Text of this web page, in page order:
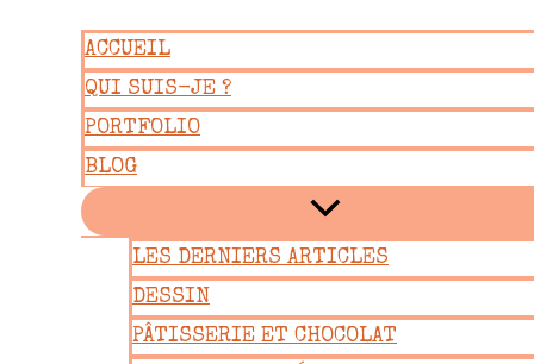
contenu
ACCUEIL
QUI SUIS-JE ?
PORTFOLIO
BLOG
LES DERNIERS ARTICLES
DESSIN
PÂTISSERIE ET CHOCOLAT